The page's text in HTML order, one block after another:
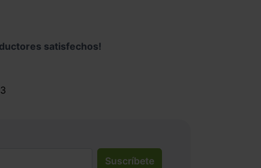
satisfechos!
Suscríbete